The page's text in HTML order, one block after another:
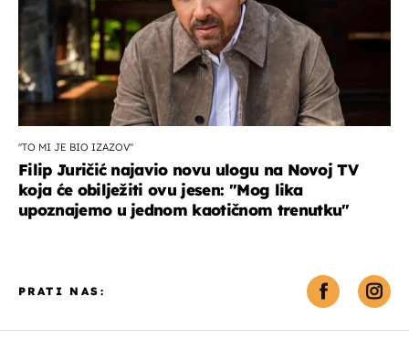
''TO MI JE BIO IZAZOV''
Filip Juričić najavio novu ulogu na Novoj TV
koja će obilježiti ovu jesen: ''Mog lika
upoznajemo u jednom kaotičnom trenutku''
PRATI NAS: